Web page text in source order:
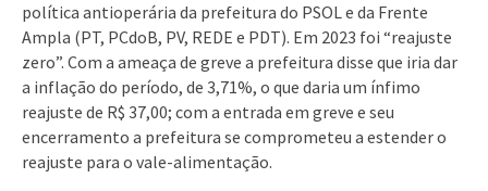
política antioperária da prefeitura do PSOL e da Frente
Ampla (PT, PCdoB, PV, REDE e PDT). Em 2023 foi “reajuste
zero”. Com a ameaça de greve a prefeitura disse que iria dar
a inflação do período, de 3,71%, o que daria um ínfimo
reajuste de R$ 37,00; com a entrada em greve e seu
encerramento a prefeitura se comprometeu a estender o
reajuste para o vale-alimentação.